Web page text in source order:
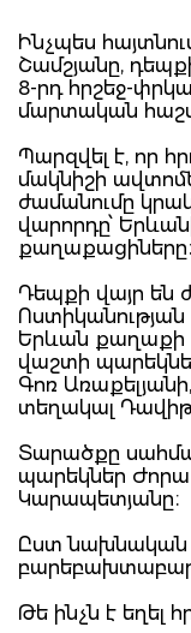
Ինչպես
Շամշյանը,
8-րդ հրշեջ-
մարտական
Պարզվել է, որ
մակնիշի
ժամանումը
վարորդը՝
քաղաքացիները։
Դեպքի վայր են
Ոստիկանության
Երևան քաղաքի
վաշտի
Գոռ
տեղակալ Դավիթ
Տարածքը
պարեկներ Ժորա
Կարապետյանը։
Ըստ նախնական
բարեբախտաբար
Թե ինչն է եղել